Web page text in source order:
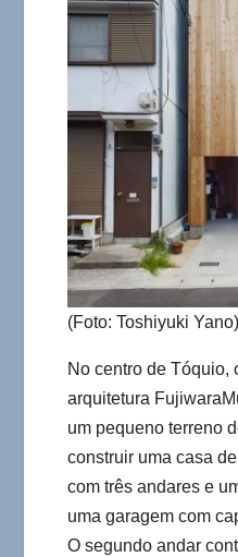
(Foto: Toshiyuki Yano)
No centro de Tóquio,
arquitetura
um pequeno terreno
construir uma casa
com três andares e
uma garagem com
O segundo andar